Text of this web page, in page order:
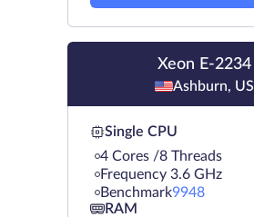
Xeon E-2234
Ashburn, US
Single CPU
4 Cores /8 Threads
Frequency 3.6 GHz
Benchmark9948
RAM